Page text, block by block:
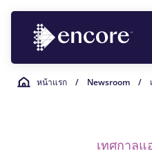
หน้าแรก / Newsroom /
เทศกาลแ